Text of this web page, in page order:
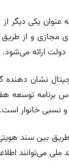
عنوان یکی دیگر
مجازی و از
ارائه می‌شود.
نشان
توسعه
نسبی خانوار است.
بین سند هویتی
می‌توانند